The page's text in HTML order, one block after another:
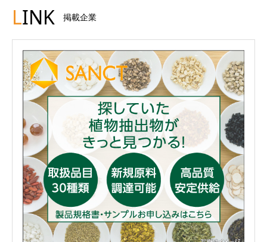
LINK 掲載企業